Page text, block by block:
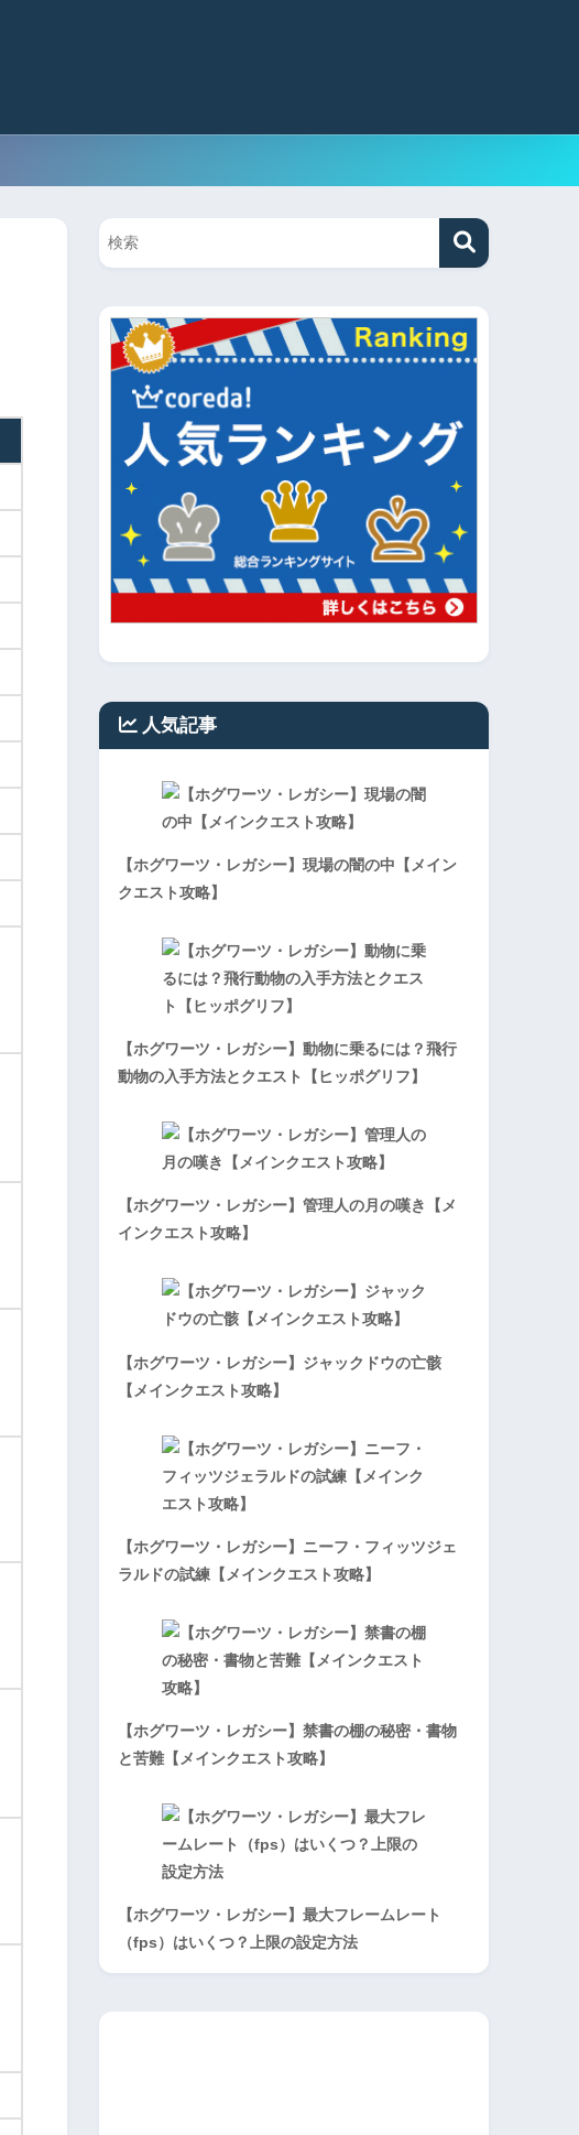
人気記事
【ホグワーツ・レガシー】現場の闇の中【メイン
クエスト攻略】
【ホグワーツ・レガシー】動物に乗るには？飛行
動物の入手方法とクエスト【ヒッポグリフ】
【ホグワーツ・レガシー】管理人の月の嘆き【メ
インクエスト攻略】
【ホグワーツ・レガシー】ジャックドウの亡骸
【メインクエスト攻略】
【ホグワーツ・レガシー】ニーフ・フィッツジェ
ラルドの試練【メインクエスト攻略】
【ホグワーツ・レガシー】禁書の棚の秘密・書物
と苦難【メインクエスト攻略】
【ホグワーツ・レガシー】最大フレームレート
（fps）はいくつ？上限の設定方法